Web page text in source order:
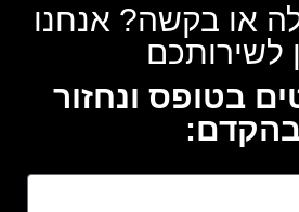
או בקשה? אנחנו
לשירותכם
בטופס ונחזור